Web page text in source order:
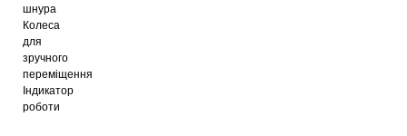
шнура
Колеса
для
зручного
переміщення
Індикатор
роботи